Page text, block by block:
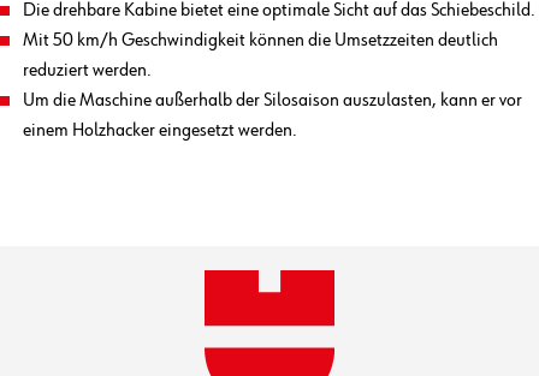
Die drehbare Kabine bietet eine optimale Sicht auf das Schiebeschild.
Mit 50 km/h Geschwindigkeit können die Umsetzzeiten deutlich
reduziert werden.
Um die Maschine außerhalb der Silosaison auszulasten, kann er vor
einem Holzhacker eingesetzt werden.